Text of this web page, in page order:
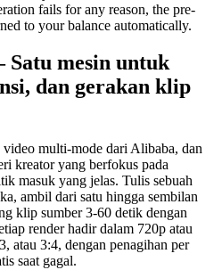
fails for any reason, the pre-
to your balance automatically.
mesin untuk
dan gerakan klip
multi-mode dari Alibaba, dan
kreator yang berfokus pada
masuk yang jelas. Tulis sebuah
ambil dari satu hingga sembilan
klip sumber 3-60 detik dengan
render hadir dalam 720p atau
atau 3:4, dengan penagihan per
saat gagal.